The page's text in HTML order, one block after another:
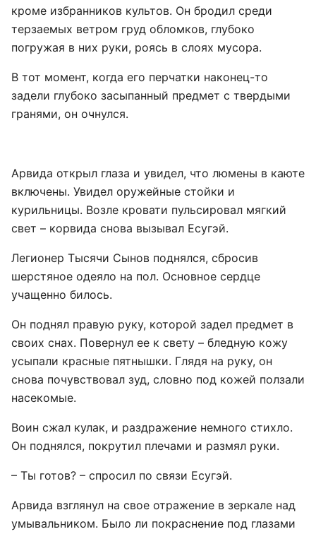
кроме избранников культов. Он бродил среди
терзаемых ветром груд обломков, глубоко
погружая в них руки, роясь в слоях мусора.
В тот момент, когда его перчатки наконец-то
задели глубоко засыпанный предмет с твердыми
гранями, он очнулся.
Арвида открыл глаза и увидел, что люмены в каюте
включены. Увидел оружейные стойки и
курильницы. Возле кровати пульсировал мягкий
свет – корвида снова вызывал Есугэй.
Легионер Тысячи Сынов поднялся, сбросив
шерстяное одеяло на пол. Основное сердце
учащенно билось.
Он поднял правую руку, которой задел предмет в
своих снах. Повернул ее к свету – бледную кожу
усыпали красные пятнышки. Глядя на руку, он
снова почувствовал зуд, словно под кожей ползали
насекомые.
Воин сжал кулак, и раздражение немного стихло.
Он поднялся, покрутил плечами и размял руки.
– Ты готов? – спросил по связи Есугэй.
Арвида взглянул на свое отражение в зеркале над
умывальником. Было ли покраснение под глазами